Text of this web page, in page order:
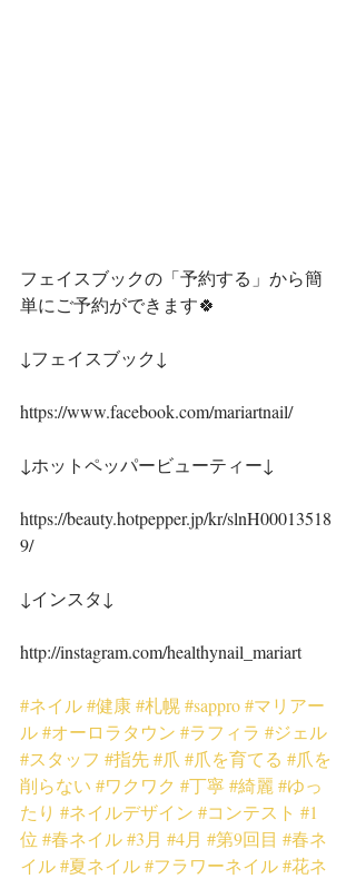
フェイスブックの「予約する」から簡
単にご予約ができます🍀
↓フェイスブック↓
https://www.facebook.com/mariartnail/
↓ホットペッパービューティー↓
https://beauty.hotpepper.jp/kr/slnH00013518
9/
↓インスタ↓
http://instagram.com/healthynail_mariart
#ネイル#健康#札幌#sappro#マリアー
ル#オーロラタウン #ラフィラ #ジェル
#スタッフ #指先#爪 #爪を育てる #爪を
削らない #ワクワク #丁寧#綺麗 #ゆっ
たり #ネイルデザイン #コンテスト #1
位 #春ネイル#3月 #4月 #第9回目 #春ネ
イル#夏ネイル#フラワーネイル#花ネ